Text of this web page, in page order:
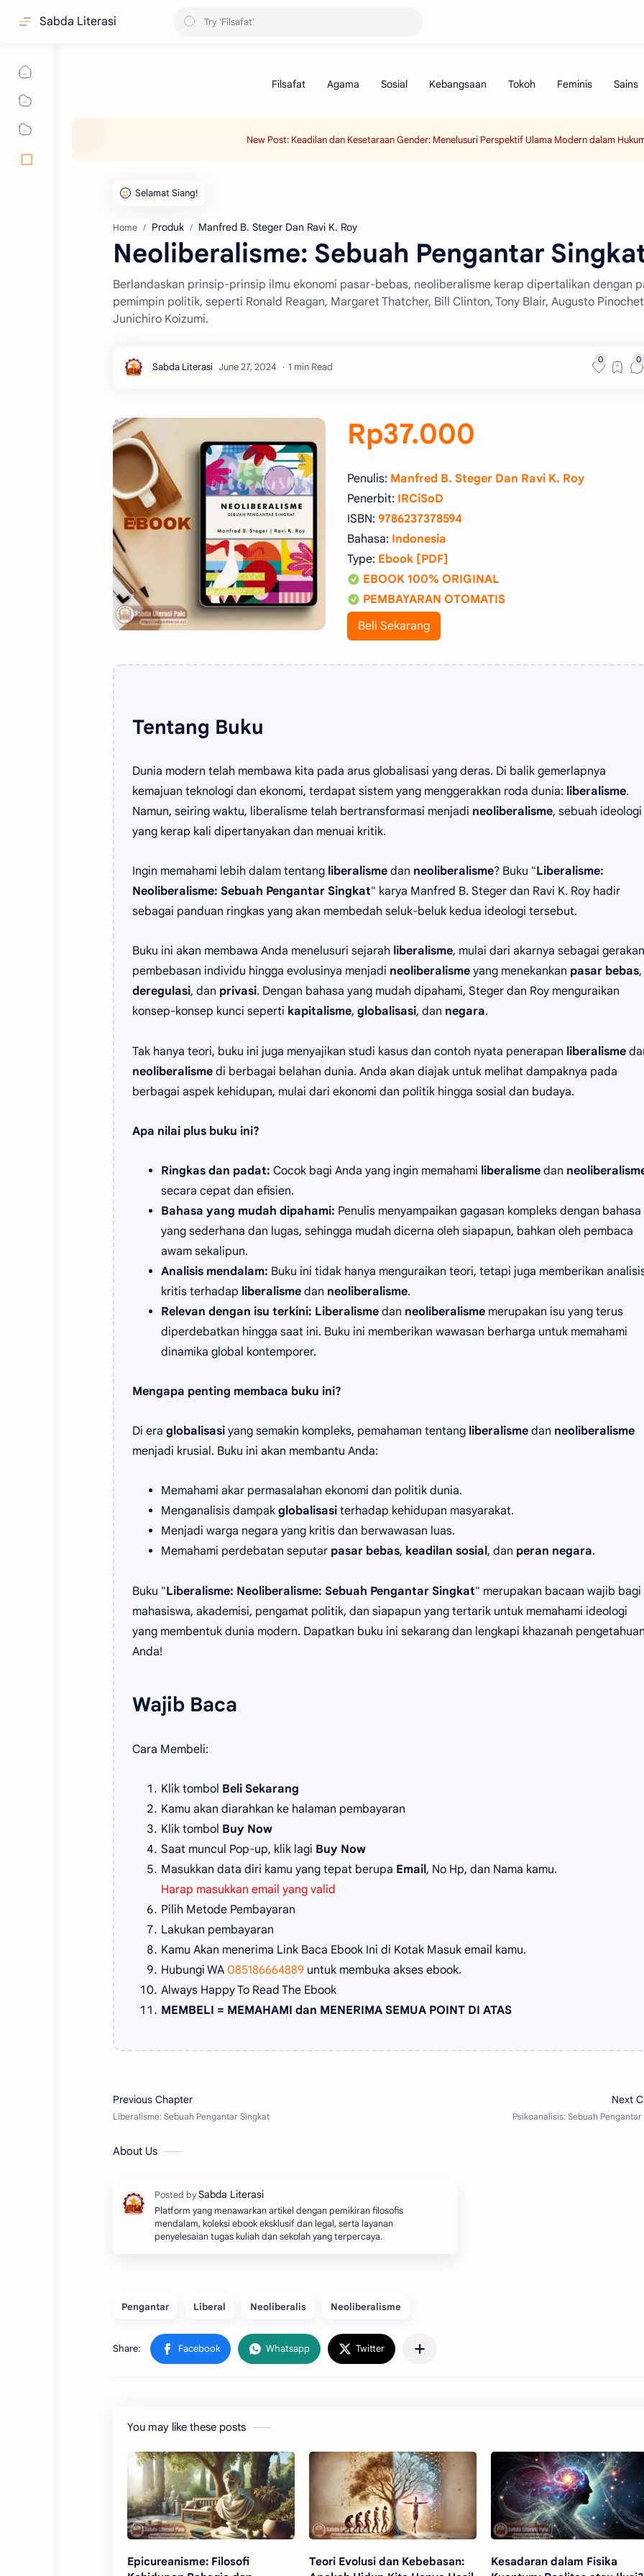
Sabda Literasi
New Post: Keadilan dan Kesetaraan Gender: Menelusuri Perspektif Ulama Modern dalam
Home Produk Manfred B. Steger Dan Ravi K. Roy
Neoliberalisme: Sebuah Pengantar
Berlandaskan prinsip-prinsip ilmu ekonomi pasar-bebas, neoliberalisme kerap dipertalikan dengan
pemimpin politik, seperti Ronald Reagan, Margaret Thatcher, Bill Clinton, Tony Blair, Augusto
Junichiro Koizumi.
1 min Read
Rp37.000
Penulis: Manfred B. Steger Dan Ravi K. Roy
Penerbit: IRCiSoD
ISBN:9786237378594
Bahasa: Indonesia
Type: Ebook [PDF]
EBOOK 100% ORIGINAL
PEMBAYARAN OTOMATIS
Beli Sekarang
Tentang Buku
Dunia modern telah membawa kita pada arus globalisasi yang deras. Di balik gemerlapnya
kemajuan teknologi dan ekonomi, terdapat sistem yang menggerakkan roda dunia: liberalisme.
Namun, seiring waktu, liberalisme telah bertransformasi menjadi neoliberalisme, sebuah ideologi
yang kerap kali dipertanyakan dan menuai kritik.
Ingin memahami lebih dalam tentang liberalisme dan neoliberalisme? Buku "Liberalisme:
Neoliberalisme: Sebuah Pengantar Singkat" karya Manfred B. Steger dan Ravi K. Roy hadir
sebagai panduan ringkas yang akan membedah seluk-beluk kedua ideologi tersebut.
Buku ini akan membawa Anda menelusuri sejarah liberalisme, mulai dari akarnya sebagai gerakan
pembebasan individu hingga evolusinya menjadi neoliberalisme yang menekankan pasar bebas,
deregulasi, dan privasi. Dengan bahasa yang mudah dipahami, Steger dan Roy menguraikan
konsep-konsep kunci seperti kapitalisme, globalisasi, dan negara.
Tak hanya teori, buku ini juga menyajikan studi kasus dan contoh nyata penerapan liberalisme
neoliberalisme di berbagai belahan dunia. Anda akan diajak untuk melihat dampaknya pada
berbagai aspek kehidupan, mulai dari ekonomi dan politik hingga sosial dan budaya.
Apa nilai plus buku ini?
Ringkas dan padat: Cocok bagi Anda yang ingin memahami liberalisme dan
secara cepat dan efisien.
Bahasa yang mudah dipahami: Penulis menyampaikan gagasan kompleks dengan bahasa
yang sederhana dan lugas, sehingga mudah dicerna oleh siapapun, bahkan oleh pembaca
awam sekalipun.
Analisis mendalam: Buku ini tidak hanya menguraikan teori, tetapi juga memberikan
kritis terhadap liberalisme dan neoliberalisme.
Relevan dengan isu terkini: Liberalisme dan neoliberalisme merupakan isu yang terus
diperdebatkan hingga saat ini. Buku ini memberikan wawasan berharga untuk memahami
dinamika global kontemporer.
Mengapa penting membaca buku ini?
Di era globalisasi yang semakin kompleks, pemahaman tentang liberalisme dan neoliberalisme
menjadi krusial. Buku ini akan membantu Anda:
Memahami akar permasalahan ekonomi dan politik dunia.
Menganalisis dampak globalisasi terhadap kehidupan masyarakat.
Menjadi warga negara yang kritis dan berwawasan luas.
Memahami perdebatan seputar pasar bebas, keadilan sosial, dan peran negara.
Buku "Liberalisme: Neoliberalisme: Sebuah Pengantar Singkat" merupakan bacaan wajib bagi
mahasiswa, akademisi, pengamat politik, dan siapapun yang tertarik untuk memahami ideologi
yang membentuk dunia modern. Dapatkan buku ini sekarang dan lengkapi khazanah
Anda!
Wajib Baca
Cara Membeli:
Klik tombol Beli Sekarang
Kamu akan diarahkan ke halaman pembayaran
Klik tombol Buy Now
Saat muncul Pop-up, klik lagi Buy Now
Masukkan data diri kamu yang tepat berupa Email, No Hp, dan Nama kamu.
Harap masukkan email yang valid
Pilih Metode Pembayaran
Lakukan pembayaran
Kamu Akan menerima Link Baca Ebook Ini di Kotak Masuk email kamu.
Hubungi WA 085186664889 untuk membuka akses ebook.
Always Happy To Read The Ebook
MEMBELI = MEMAHAMI dan MENERIMA SEMUA POINT DI ATAS
About Us
Platform yang menawarkan artikel dengan pemikiran filosofis
mendalam, koleksi ebook eksklusif dan legal, serta layanan
penyelesaian tugas kuliah dan sekolah yang terpercaya.
Pengantar Liberal Neoliberalis Neoliberalisme
You may like these posts
Epicureanisme: Filosofi
Teori Evolusi dan Kebebasan:
Kesadaran dalam Fisika